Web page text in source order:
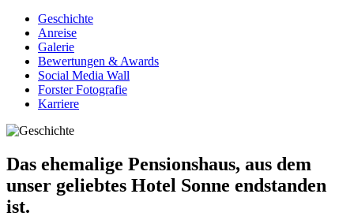
Geschichte
Anreise
Galerie
Bewertungen & Awards
Social Media Wall
Forster Fotografie
Karriere
Das ehemalige Pensionshaus, aus dem
unser geliebtes Hotel Sonne endstanden
ist.